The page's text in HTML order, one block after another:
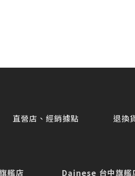
直營店、經銷據點 退換
艦店 Dainese 台中旗艦